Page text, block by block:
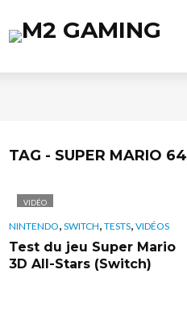
TAG - SUPER MARIO 64
VIDÉO
NINTENDO, SWITCH, TESTS, VIDÉOS
Test du jeu Super Mario
3D All-Stars (Switch)